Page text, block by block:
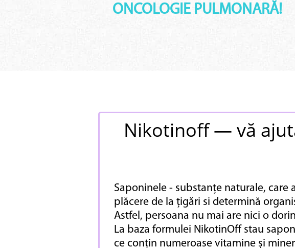
ONCOLOGIE PULMONARĂ!
Nikotinoff — vă
Saponinele - substanțe naturale,
plăcere de la țigări si determină
Astfel, persoana nu mai are nici o
La baza formulei NikotinOff stau
ce conțin numeroase vitamine și